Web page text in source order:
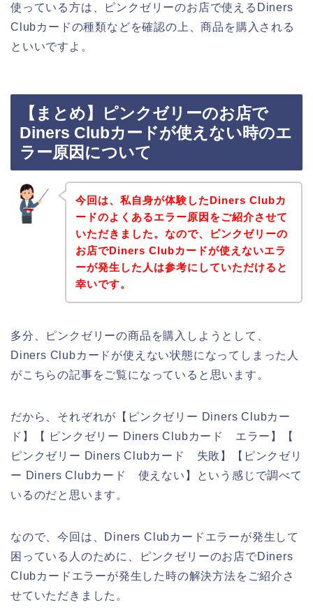
使っている方は、ピンクゼリーのお店で使えるDiners
Clubカードの種類などを確認の上、商品を購入される
といいですよ。
【まとめ】ピンクゼリーのお店で
Diners Clubカードが使えない時のエ
ラー原因について
今回は、私自身が体験したDiners Clubカ
ードのよくあるエラー原因をご紹介させて
いただきました。なので、ピンクゼリーの
お店でDiners Clubカードが使えないエラ
ーが発生した人は参考にしていただけると
幸いです。
多分、ピンクゼリーの商品を購入しようとして、
Diners Clubカードが使えない状態になってしまった人
がこちらの記事をご覧になっていると思います。
だから、それぞれが【ピンクゼリー Diners Clubカー
ド】【 ピンクゼリー Diners Clubカード エラー】【
ピンクゼリー Diners Clubカード 失敗】【ピンクゼリ
ー Diners Clubカード 使えない】という感じで調べて
いるのだと思います。
なので、今回は、Diners Clubカードエラーが発生して
困っている人のために、ピンクゼリーのお店でDiners
Clubカードエラーが発生した時の解決方法をご紹介さ
せていただきました。